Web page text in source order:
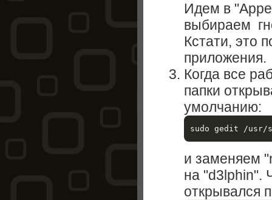
Идем в
выбираем
Кстати, это
приложения.
Когда все
папки
умолчанию:
и заменяем
на "d3lphin".
открывался